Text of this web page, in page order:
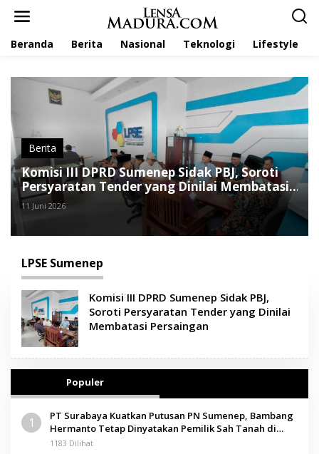
Beranda Berita Nasional Teknologi Lifestyle
Berita
Komisi III DPRD Sumenep Sidak PBJ, Soroti
Persyaratan Tender yang Dinilai Membatasi
Persaingan
11 Juni 2026
LPSE Sumenep
Komisi III DPRD Sumenep Sidak PBJ,
Soroti Persyaratan Tender yang Dinilai
Membatasi Persaingan
Populer
1
PT Surabaya Kuatkan Putusan PN Sumenep, Bambang
Hermanto Tetap Dinyatakan Pemilik Sah Tanah di
Pamolokan
1183 Dilihat